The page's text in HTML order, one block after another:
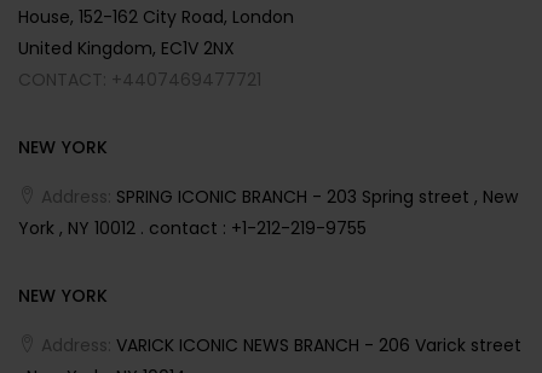
House, 152-162 City Road, London
United Kingdom, EC1V 2NX
CONTACT: +4407469477721
NEW YORK
Address: SPRING ICONIC BRANCH - 203 Spring street , New
York , NY 10012 . contact : +1-212-219-9755
NEW YORK
Address: VARICK ICONIC NEWS BRANCH - 206 Varick street